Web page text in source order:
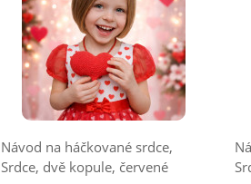
Návod na háčkované srdce,
Srdce, dvě kopule, červené